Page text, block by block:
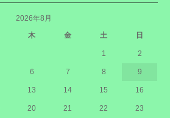
2026年8月
木 金 土 日
1 2
6 7 8 9
13 14 15 16
20 21 22 23